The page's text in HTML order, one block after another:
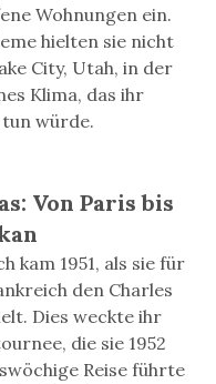
Wohnungen ein.
hielten sie nicht
City, Utah, in der
Klima, das ihr
würde.
Von Paris bis
kam 1951, als sie für
den Charles
Dies weckte ihr
die sie 1952
Reise führte